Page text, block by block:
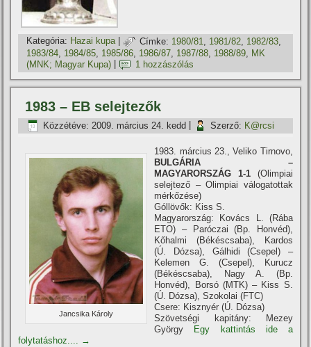
Kategória: Hazai kupa| Címke: 1980/81 1981/82 1982/83
1983/84, 1984/85, 1985/86, 1986/87, 1987/88, 1988/89, MK
(MNK; Magyar Kupa)
1 hozzászólás
1983 – EB selejtezők
Közzétéve: 2009. március 24. kedd Szerző: K@rcsi
Jancsika Károly
1983. március 23., Veliko Tirnovo,
BULGÁRIA –
MAGYARORSZÁG 1-1 (Olimpiai
selejtező – Olimpiai válogatottak
mérkőzése)
Góllövők: Kiss S.
Magyarország: Kovács L. (Rába
ETO) – Paróczai (Bp. Honvéd),
Kőhalmi (Békéscsaba), Kardos
(Ú. Dózsa), Gálhidi (Csepel) –
Kelemen G. (Csepel), Kurucz
(Békéscsaba), Nagy A. (Bp.
Honvéd), Borsó (MTK) – Kiss S.
(Ú. Dózsa), Szokolai (FTC)
Csere: Kisznyér (Ú. Dózsa)
Szövetségi kapitány: Mezey
György
Egy kattintás ide a
folytatáshoz.... →